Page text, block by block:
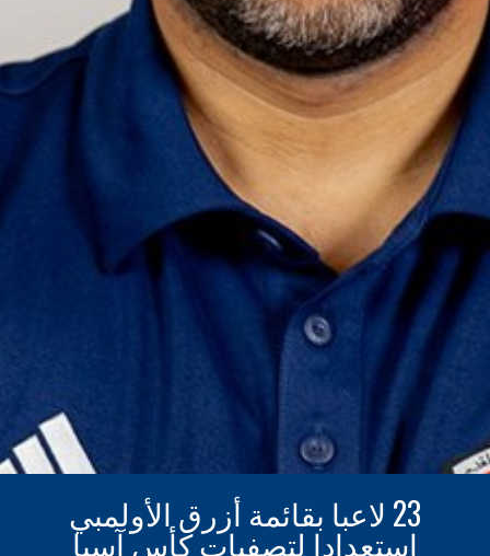
23 لاعبا بقائمة أزرق الأولمبي
استعدادا لتصفيات كأس آسيا